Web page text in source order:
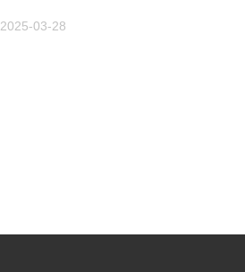
潮
2025-03-28